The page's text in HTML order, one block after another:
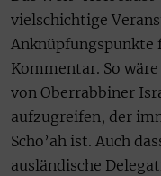
vielschichtige
Anknüpfungspunkte
Kommentar. So
von Oberrabbiner
aufzugreifen, der
Scho’ah ist. Auch
ausländische